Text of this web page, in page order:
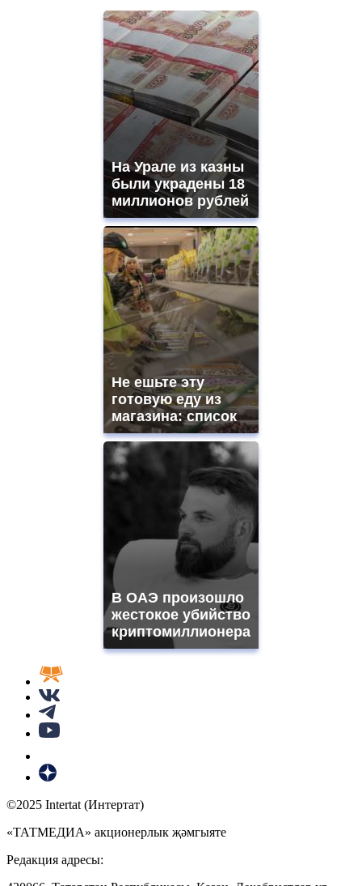
На Урале из казны
были украдены 18
миллионов рублей
Не ешьте эту
готовую еду из
магазина: список
В ОАЭ произошло
жестокое убийство
криптомиллионера
©2025 Intertat (Интертат)
«ТАТМЕДИА» акционерлык җәмгыяте
Редакция адресы: